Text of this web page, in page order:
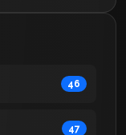
46
47